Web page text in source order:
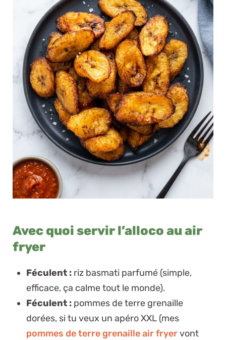
Avec quoi servir l’alloco au air
fryer
Féculent : riz basmati parfumé (simple,
efficace, ça calme tout le monde).
Féculent : pommes de terre grenaille
dorées, si tu veux un apéro XXL (mes
pommes de terre grenaille air fryervont